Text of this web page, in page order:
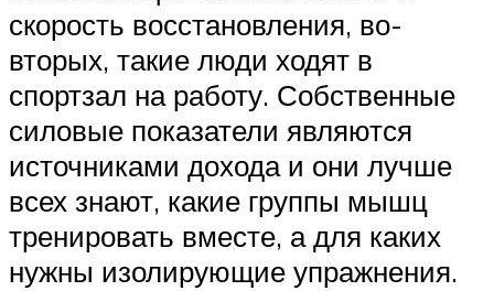
скорость восстановления, во-
вторых, такие люди ходят в
спортзал на работу. Собственные
силовые показатели являются
источниками дохода и они лучше
всех знают, какие группы мышц
тренировать вместе, а для каких
нужны изолирующие упражнения.